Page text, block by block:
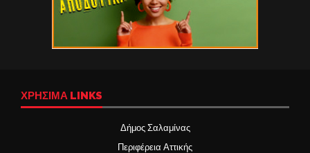
ΧΡΉΣΙΜΑ LINKS
Δήμος Σαλαμίνας
Περιφέρεια Αττικής